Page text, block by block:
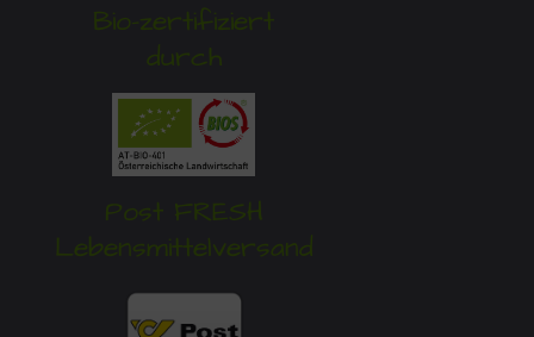
Bio-zertifiziert
durch
Post FRESH
Lebensmittelversand